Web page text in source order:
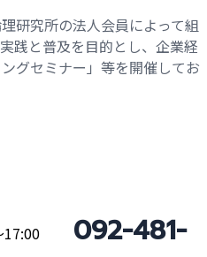
研究所の法人会員によって組
践と普及を目的とし、企業経
グセミナー」等を開催してお
092-481-